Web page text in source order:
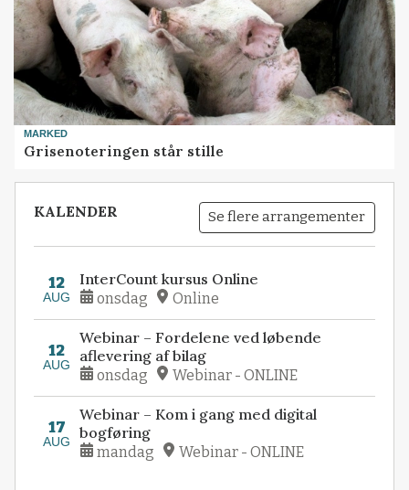
MARKED
Grisenoteringen står stille
KALENDER Se flere arrangementer
12
AUG
InterCount kursus Online
onsdag Online
12
AUG
Webinar – Fordelene ved løbende
aflevering af bilag
onsdag Webinar - ONLINE
17
AUG
Webinar – Kom i gang med digital
bogføring
mandag Webinar - ONLINE